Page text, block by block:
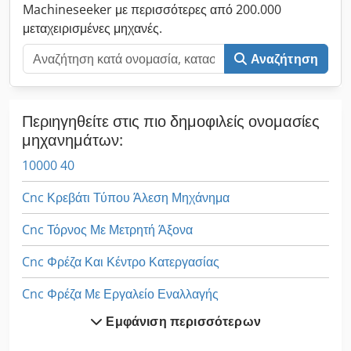
Machineseeker με περισσότερες από 200.000
μεταχειρισμένες μηχανές.
Αναζήτηση
Περιηγηθείτε στις πιο δημοφιλείς ονομασίες
μηχανημάτων:
10000 40
Cnc Κρεβάτι Τύπου Άλεση Μηχάνημα
Cnc Τόρνος Με Μετρητή Άξονα
Cnc Φρέζα Και Κέντρο Κατεργασίας
Cnc Φρέζα Με Εργαλείο Εναλλαγής
Εμφάνιση περισσότερων